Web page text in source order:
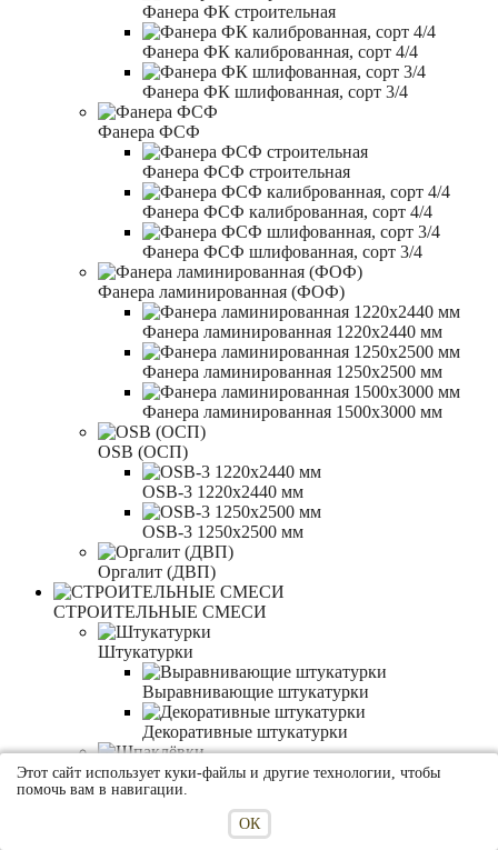
Фанера ФК строительная
Фанера ФК калиброванная, сорт 4/4
Фанера ФК шлифованная, сорт 3/4
Фанера ФСФ
Фанера ФСФ строительная
Фанера ФСФ калиброванная, сорт 4/4
Фанера ФСФ шлифованная, сорт 3/4
Фанера ламинированная (ФОФ)
Фанера ламинированная 1220x2440 мм
Фанера ламинированная 1250x2500 мм
Фанера ламинированная 1500x3000 мм
OSB (ОСП)
OSB-3 1220x2440 мм
OSB-3 1250x2500 мм
Оргалит (ДВП)
СТРОИТЕЛЬНЫЕ СМЕСИ
Штукатурки
Выравнивающие штукатурки
Декоративные штукатурки
Шпаклёвки
Сухие шпаклёвки
Этот сайт использует куки-файлы и другие технологии, чтобы
помочь вам в навигации.
ОК